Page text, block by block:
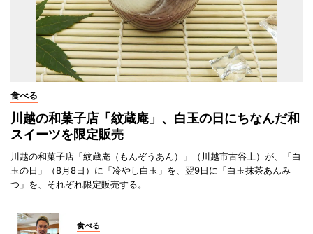
食べる
川越の和菓子店「紋蔵庵」、白玉の日にちなんだ和
スイーツを限定販売
川越の和菓子店「紋蔵庵（もんぞうあん）」（川越市古谷上）が、「白
玉の日」（8月8日）に「冷やし白玉」を、翌9日に「白玉抹茶あんみ
つ」を、それぞれ限定販売する。
食べる